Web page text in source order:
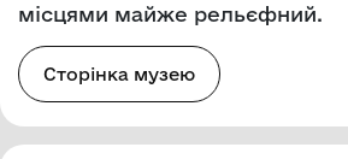
місцями майже рельєфний.
Сторінка музею